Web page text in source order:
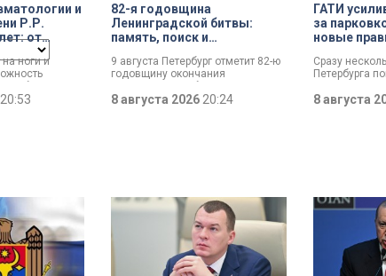
Done
и
Р.Р.
от
лечебницы
на ноги и
Юбилей
травматологии
Р.Р. Вредена.
20:53
82-я годовщина
Ленинградской битвы:
память, поиск и
9 августа Петербург отметит 82-ю
годовщину окончания
Ленинградской битвы. Это День
воинской славы, который был
официально установлен в апреле
8 августа 2026 20:24
ГАТИ
за
новые
Сразу
Петербурга
парковкой во
летних
8 августа